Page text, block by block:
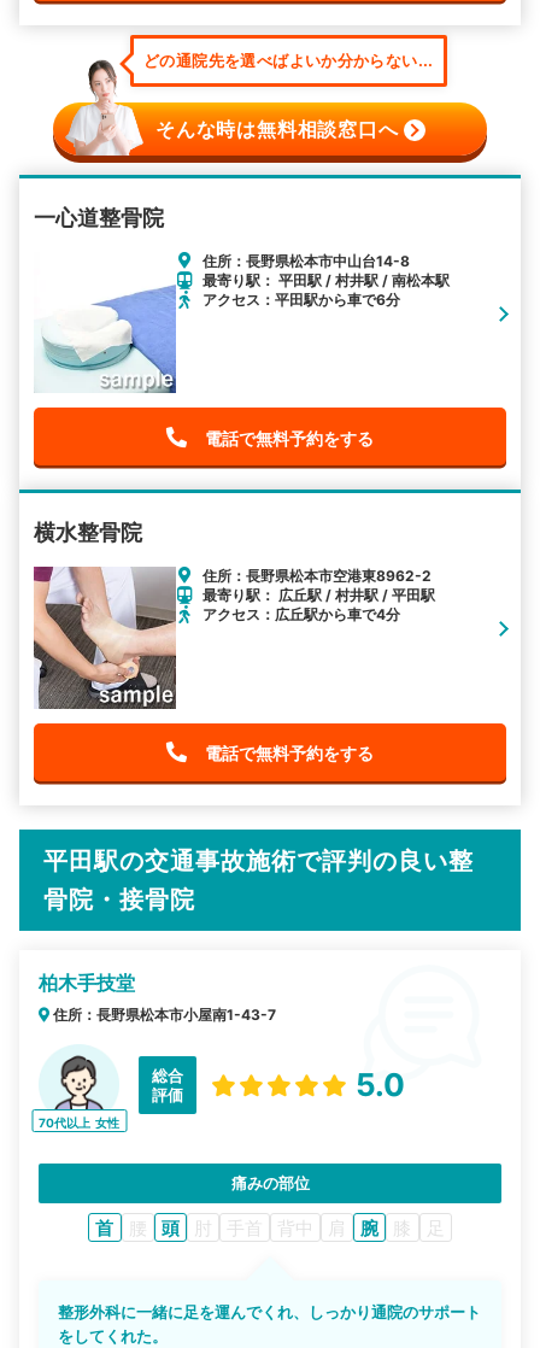
どの通院先を選べばよいか分からない...
そんな時は無料相談窓口へ
一心道整骨院
住所：長野県松本市中山台14-8
最寄り駅： 平田駅 / 村井駅 / 南松本駅
アクセス：平田駅から車で6分
電話で無料予約をする
横水整骨院
住所：長野県松本市空港東8962-2
最寄り駅： 広丘駅 / 村井駅 / 平田駅
アクセス：広丘駅から車で4分
電話で無料予約をする
平田駅の交通事故施術で評判の良い整
骨院・接骨院
柏木手技堂
住所：長野県松本市小屋南1-43-7
70代以上 女性
総合
評価
5.0
痛みの部位
首 腰 頭 肘 手首 背中 肩 腕 膝 足
整形外科に一緒に足を運んでくれ、しっかり通院のサポート
をしてくれた。